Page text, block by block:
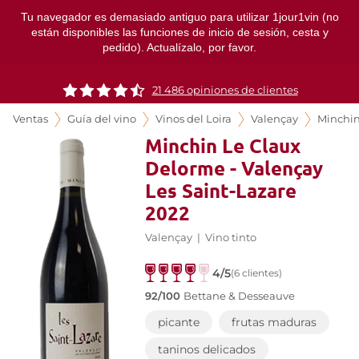
Tu navegador es demasiado antiguo para utilizar 1jour1vin (no
están disponibles las funciones de inicio de sesión, cesta y
pedido). Actualízalo, por favor.
21 486 opiniones de clientes
Ventas Guía del vino Vinos del Loira Valençay
Minchin Le Claux
Delorme - Valençay
Les Saint-Lazare
2022
Valençay | Vino tinto
4/5(6 clientes)
92/100 Bettane & Desseauve
picante
frutas maduras
taninos delicados